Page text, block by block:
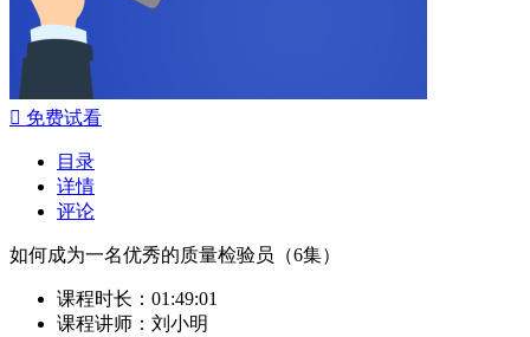
 免费试看
目录
详情
评论
如何成为一名优秀的质量检验员（6集）
课程时长： 01:49:01
课程讲师： 刘小明